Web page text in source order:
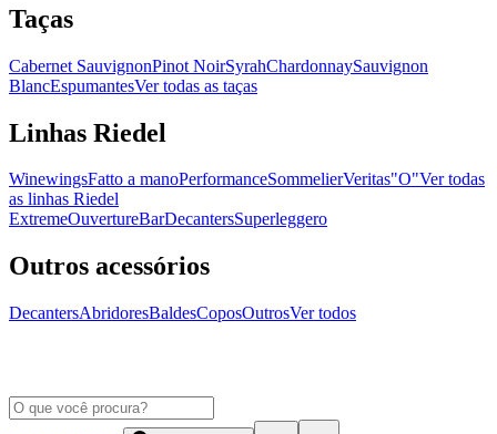
Taças
Cabernet SauvignonPinot NoirSyrahChardonnaySauvignon
BlancEspumantesVer todas as taças
Linhas Riedel
WinewingsFatto a manoPerformanceSommelierVeritas"O"Ver todas
as linhas Riedel
ExtremeOuvertureBarDecantersSuperleggero
Outros acessórios
DecantersAbridoresBaldesCoposOutrosVer todos